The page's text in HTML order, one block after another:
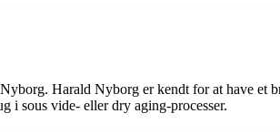
Harald Nyborg er kendt for at have
i sous vide- eller dry aging-processer.